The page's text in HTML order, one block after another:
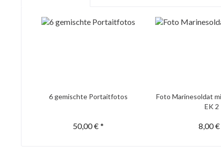
6 gemischte Portaitfotos
50,00 € *
Foto Marinesoldat
EK 2
8,00 €